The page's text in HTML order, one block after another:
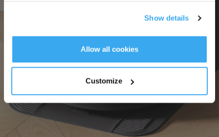
Show details
Allow all cookies
Customize
*I nuovi iscritti possono utilizzare 3000 punti per ottenere uno sconto